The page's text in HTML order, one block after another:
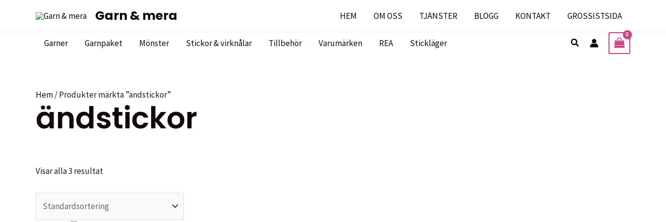
Garn & mera HEM OM OSS TJÄNSTER BLOGG KONTAKT GROSSISTSIDA
Garner Garnpaket Mönster Stickor & virknålar Tillbehör Varumärken REA Stickläger Sök
Hem/ Produkter märkta ”ändstickor”
ändstickor
Visar alla 3 resultat